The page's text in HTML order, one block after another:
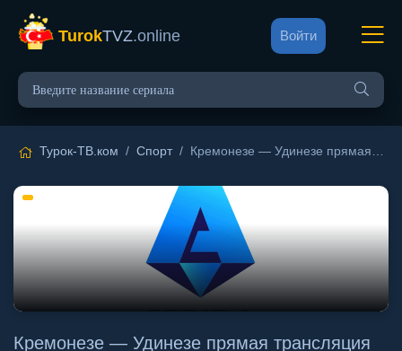
TurokTVZ.online Войти
Турок-ТВ.ком / Спорт/ Кремонезе — Удинезе прямая трансляция 20 октября 2025
Кремонезе — Удинезе прямая трансляция